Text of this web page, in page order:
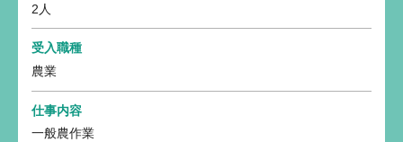
2人
受入職種
農業
仕事内容
一般農作業